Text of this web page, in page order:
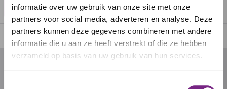
informatie over uw gebruik van onze site met onze
partners voor social media, adverteren en analyse. Deze
partners kunnen deze gegevens combineren met andere
informatie die u aan ze heeft verstrekt of die ze hebben
verzameld op basis van uw gebruik van hun services.
SPECIALISATIES